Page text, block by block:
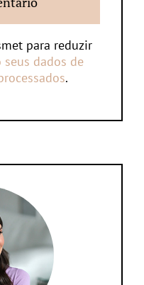
para reduzir
dados de
.